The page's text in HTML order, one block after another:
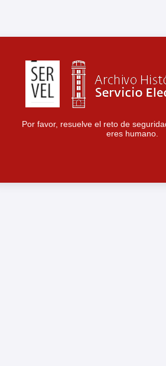
Por favor, resuelve el reto de
eres humano.